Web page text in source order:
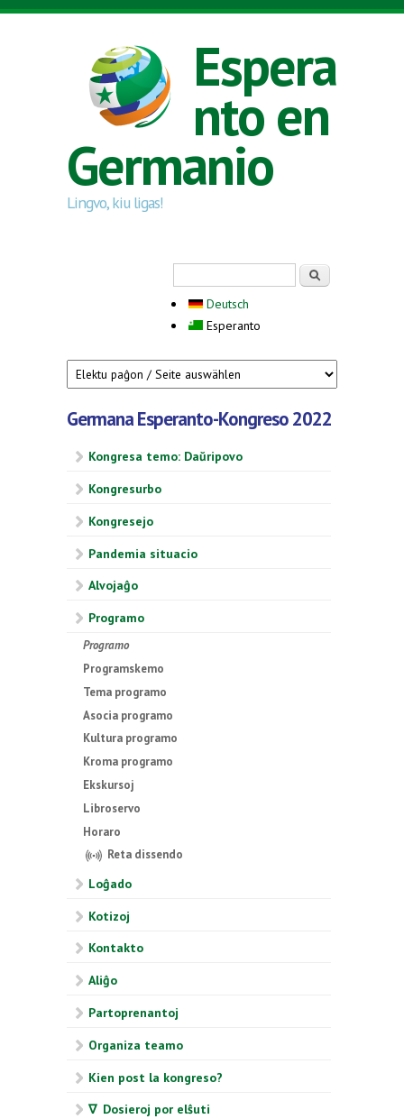
Skip to main content
Espera
nto en
Germanio
Lingvo, kiu ligas!
Deutsch
Esperanto
Germana Esperanto-Kongreso 2022
Kongresa temo: Daŭripovo
Kongresurbo
Kongresejo
Pandemia situacio
Alvojaĝo
Programo
Programo
Programskemo
Tema programo
Asocia programo
Kultura programo
Kroma programo
Ekskursoj
Libroservo
Horaro
Reta dissendo
Loĝado
Kotizoj
Kontakto
Aliĝo
Partoprenantoj
Organiza teamo
Kien post la kongreso?
∇ Dosieroj por elŝuti